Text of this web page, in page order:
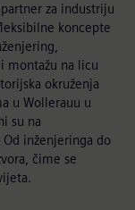
za industriju
koncepte
montažu na licu
okruženja
u Wollerauu u
su na
inženjeringa do
čime se